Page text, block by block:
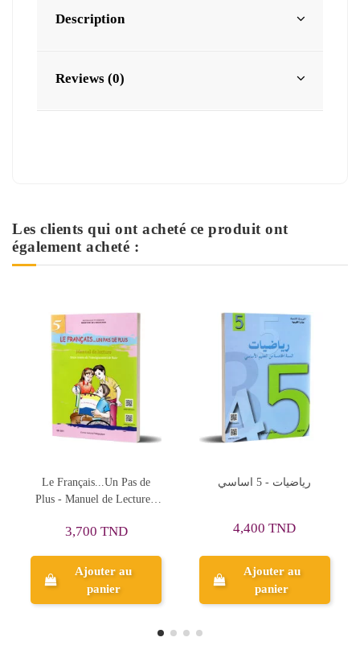
Description
Reviews (0)
Les clients qui ont acheté ce produit ont
également acheté :
رياضيات - 5 اساسي
4,400 TND
Ajouter au
panier
Protège-Cahier En Pvc Lino
0,638 TND
Ajouter au
panier